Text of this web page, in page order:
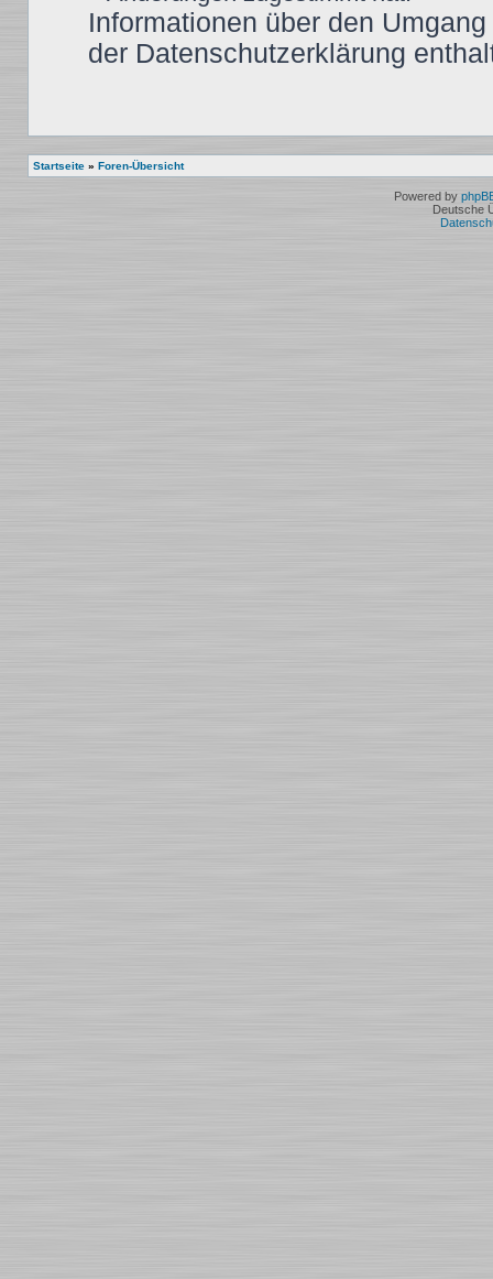
Informationen über den
der Datenschutzerklärung
Startseite » Foren-Übersicht
Powered by
Deutsche